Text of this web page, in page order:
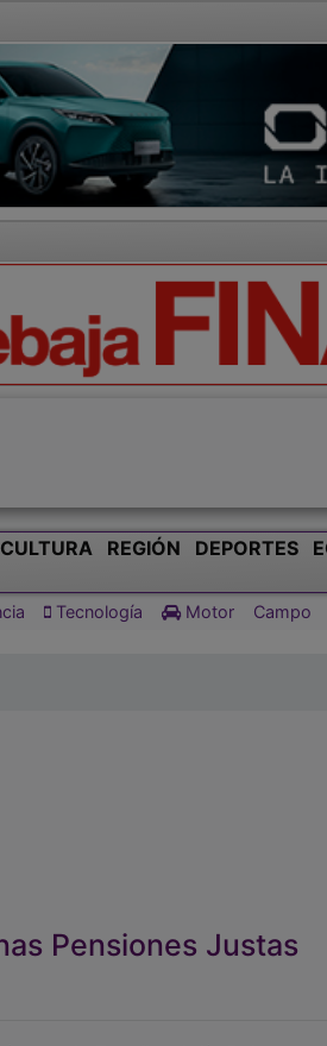
REGIÓN DEPORTES
Tecnología Motor Campo
Pensiones Justas